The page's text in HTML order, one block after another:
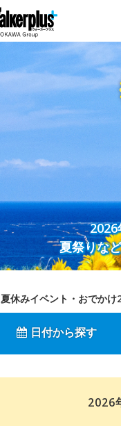
2026
夏祭りな
夏休みイベント・おでかけ
日付から探す
2026